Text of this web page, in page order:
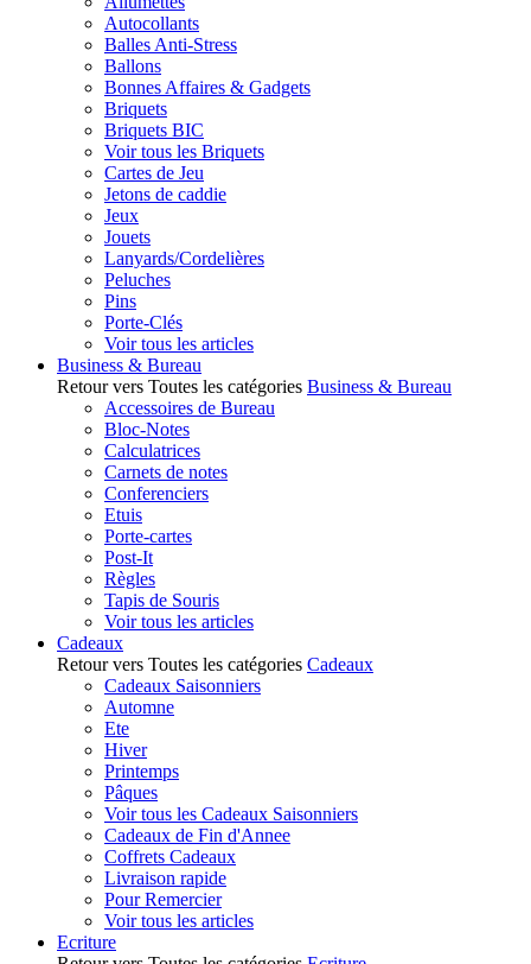
Autocollants
Balles Anti-Stress
Ballons
Bonnes Affaires & Gadgets
Briquets
Briquets BIC
Voir tous les Briquets
Cartes de Jeu
Jetons de caddie
Jeux
Jouets
Lanyards/Cordelières
Peluches
Pins
Porte-Clés
Voir tous les articles
Business & Bureau
Retour vers Toutes les catégories Business & Bureau
Accessoires de Bureau
Bloc-Notes
Calculatrices
Carnets de notes
Conferenciers
Etuis
Porte-cartes
Post-It
Règles
Tapis de Souris
Voir tous les articles
Cadeaux
Retour vers Toutes les catégories Cadeaux
Cadeaux Saisonniers
Automne
Ete
Hiver
Printemps
Pâques
Voir tous les Cadeaux Saisonniers
Cadeaux de Fin d'Annee
Coffrets Cadeaux
Livraison rapide
Pour Remercier
Voir tous les articles
Ecriture